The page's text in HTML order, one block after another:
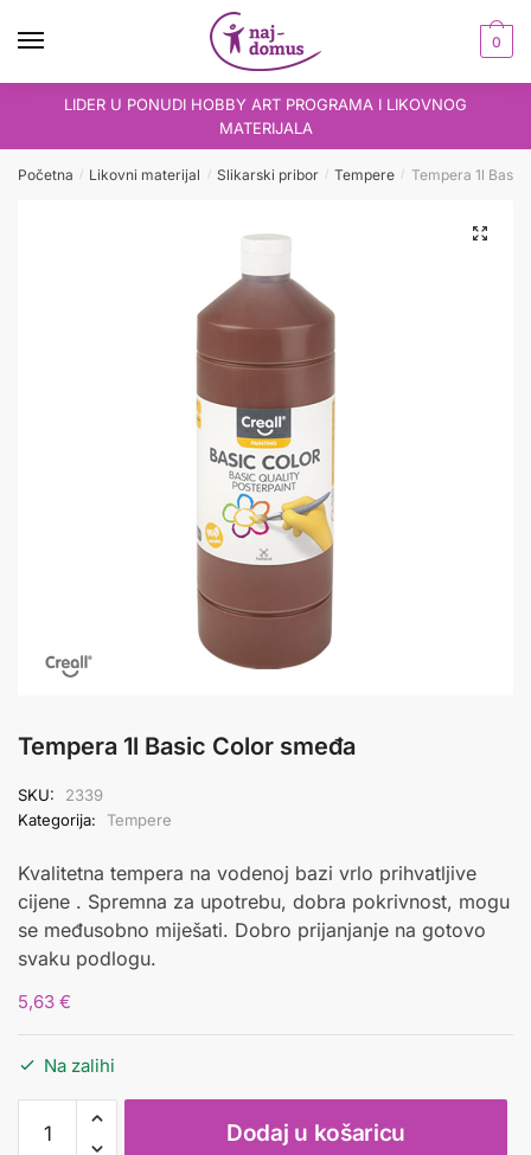
0
LIDER U PONUDI HOBBY ART PROGRAMA I LIKOVNOG
MATERIJALA
Početna / Likovni materijal / Slikarski pribor / Tempere / Tempera 1l Basic
Tempera 1l Basic Color smeđa
SKU:
2339
Kategorija:
Tempere
Kvalitetna tempera na vodenoj bazi vrlo prihvatljive
cijene . Spremna za upotrebu, dobra pokrivnost, mogu
se međusobno miješati. Dobro prijanjanje na gotovo
svaku podlogu.
5,63 €
Na zalihi
Dodaj u košaricu